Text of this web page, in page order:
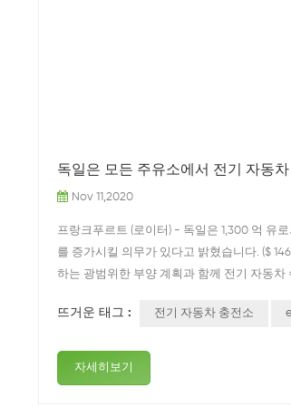
독일은 모든 주유소에서 전기 자동
Nov 11,2020
프랑크푸르트 (로이터) - 독일은 1,300 억 유
를 증가시킬 의무가 있다고 밝혔습니다. ($
하는 광범위한 부양 계획과 함께 전기 자동
며 미래의 기술로 전기 이동성을 확립합니다
뜨거운 태그 : 전기 자동차 충전소
자세히보기